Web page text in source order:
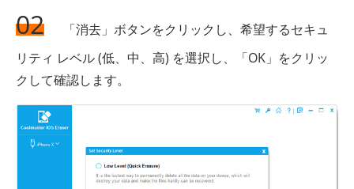
02
「消去」ボタンをクリックし、希望するセキュ
リティ レベル (低、中、高) を選択し、「OK」をクリッ
クして確認します。